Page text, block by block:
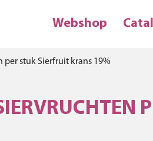
Webshop
per stuk Sierfruit krans 19%